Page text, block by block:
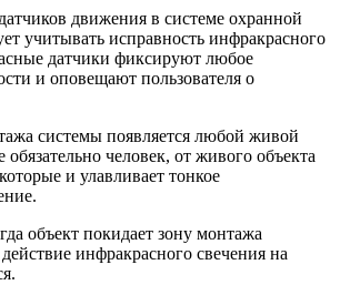
движения в системе охранной
учитывать исправность инфракрасного
датчики фиксируют любое
и оповещают пользователя о
системы появляется любой живой
обязательно человек, от живого объекта
и улавливает тонкое
объект покидает зону монтажа
инфракрасного свечения на